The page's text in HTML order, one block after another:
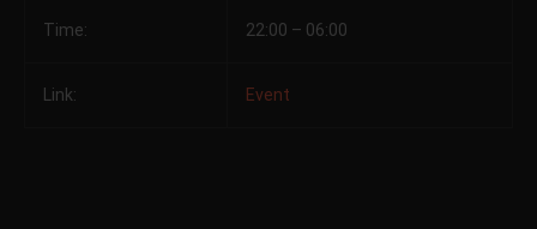
Time: 22:00 – 06:00
Link: Event